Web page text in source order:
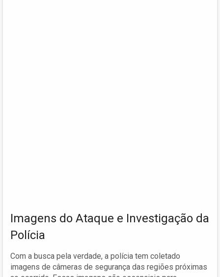
Imagens do Ataque e Investigação da
Polícia
Com a busca pela verdade, a polícia tem coletado
imagens de câmeras de segurança das regiões próximas